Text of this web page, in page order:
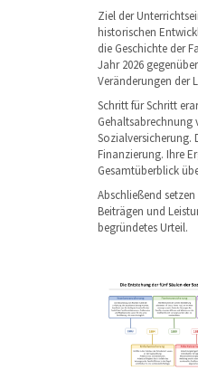
Ziel der
historischen
die Geschichte der
Jahr 2026
Veränderungen der
Schritt für Schritt
Gehaltsabrechnung
Sozialversicherung.
Finanzierung. Ihre
Gesamtüberblick
Abschließend
Beiträgen und
begründetes Urteil.